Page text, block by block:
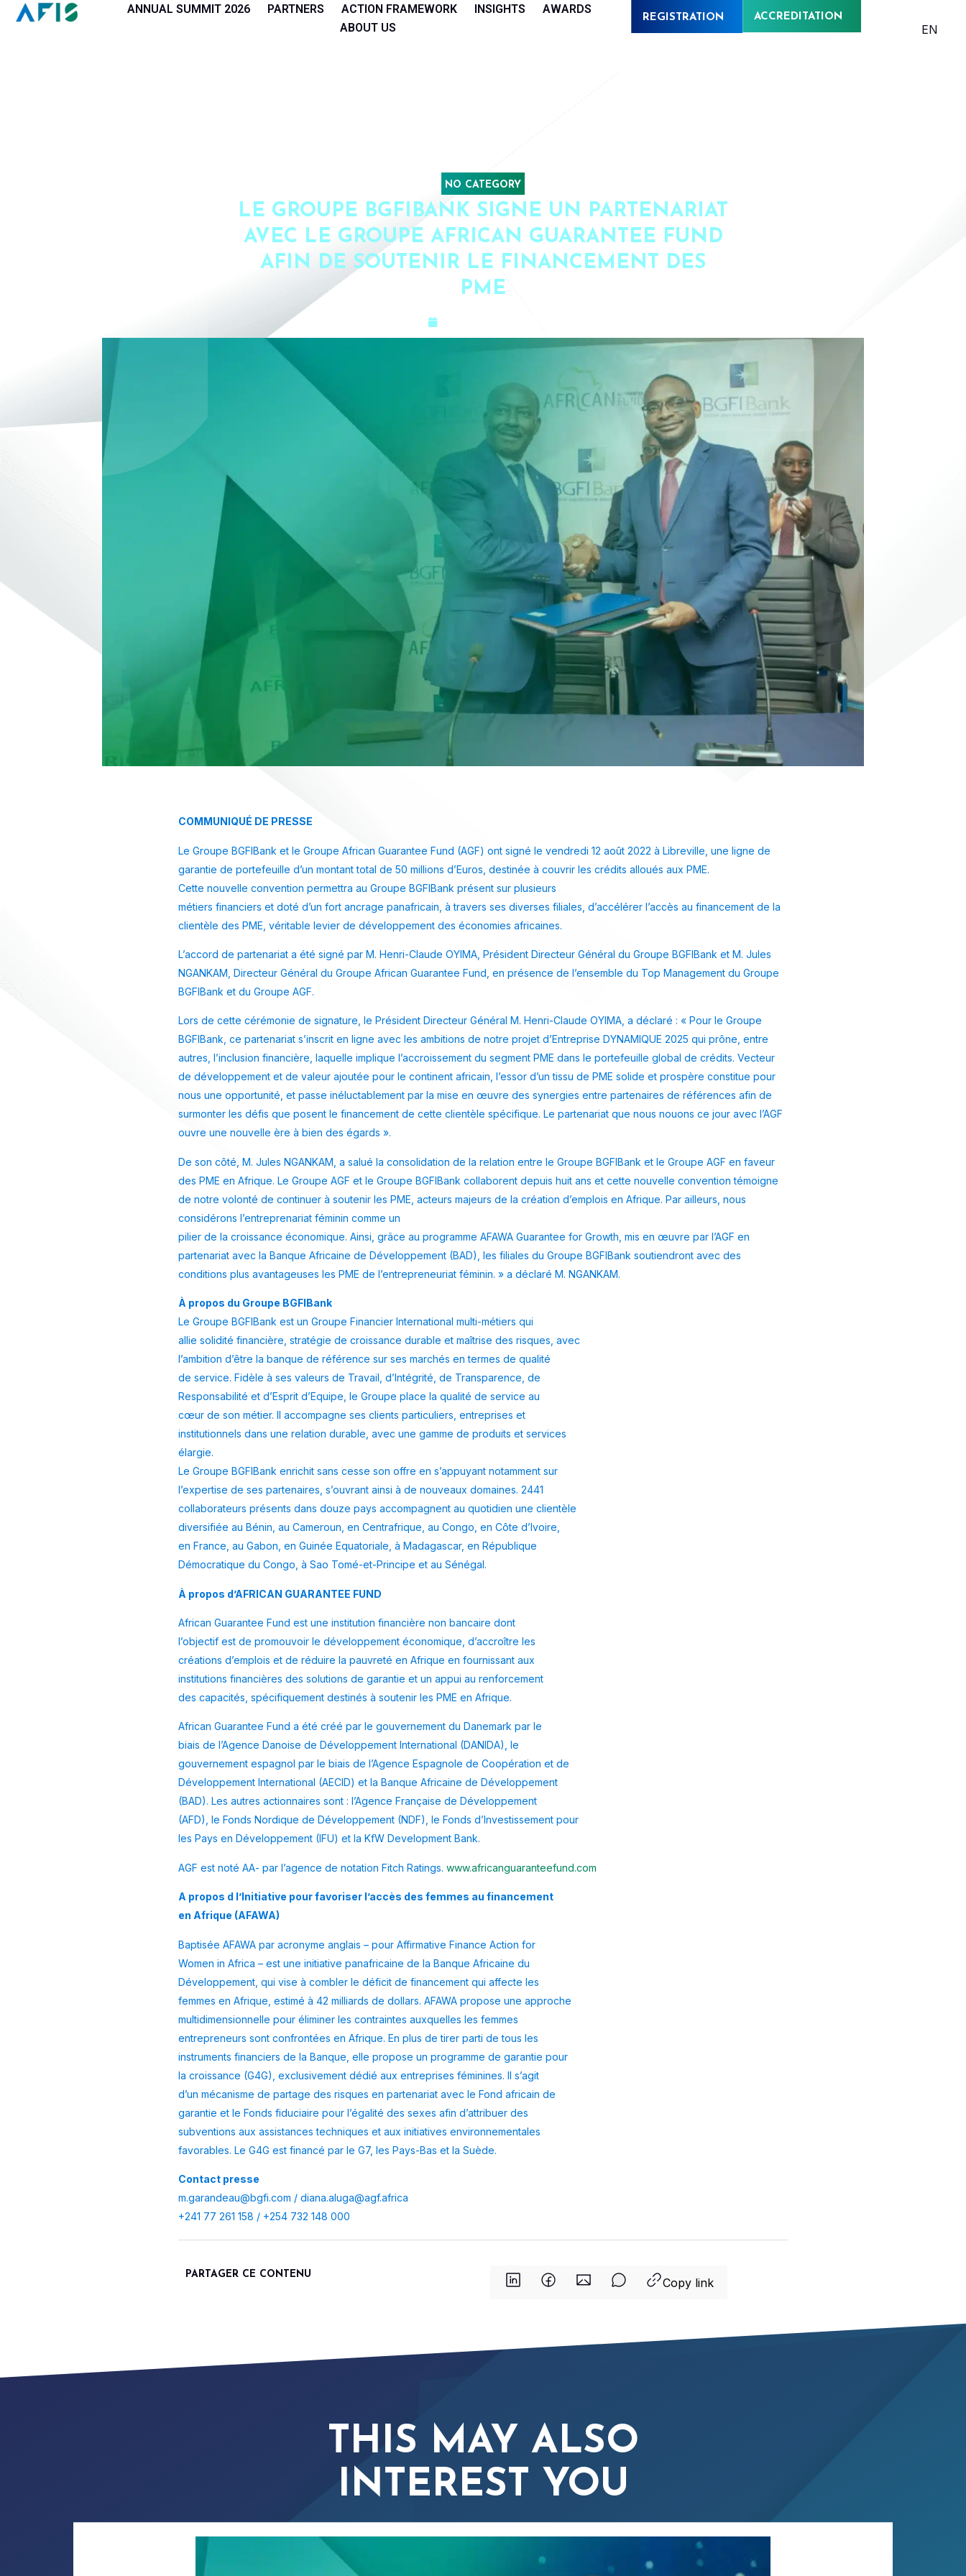
Cookies management panelANNUAL SUMMIT 2026 PARTNERS ACTION FRAMEWORK INSIGHTS
AWARDS
ABOUT US
REGISTRATION ACCREDITATION
EN
NO CATEGORY
LE GROUPE BGFIBANK SIGNE UN PARTENARIAT
AVEC LE GROUPE AFRICAN GUARANTEE FUND
AFIN DE SOUTENIR LE FINANCEMENT DES
PME
COMMUNIQUÉ DE PRESSE
Le Groupe BGFIBank et le Groupe African Guarantee Fund (AGF) ont signé le vendredi 12 août 2022 à Libreville, une ligne de
garantie de portefeuille d’un montant total de 50 millions d’Euros, destinée à couvrir les crédits alloués aux PME.
Cette nouvelle convention permettra au Groupe BGFIBank présent sur plusieurs
métiers financiers et doté d’un fort ancrage panafricain, à travers ses diverses filiales, d’accélérer l’accès au financement de la
clientèle des PME, véritable levier de développement des économies africaines.
L’accord de partenariat a été signé par M. Henri-Claude OYIMA, Président Directeur Général du Groupe BGFIBank et M. Jules
NGANKAM, Directeur Général du Groupe African Guarantee Fund, en présence de l’ensemble du Top Management du Groupe
BGFIBank et du Groupe AGF.
Lors de cette cérémonie de signature, le Président Directeur Général M. Henri-Claude OYIMA, a déclaré : « Pour le Groupe
BGFIBank, ce partenariat s’inscrit en ligne avec les ambitions de notre projet d’Entreprise DYNAMIQUE 2025 qui prône, entre
autres, l’inclusion financière, laquelle implique l’accroissement du segment PME dans le portefeuille global de crédits. Vecteur
de développement et de valeur ajoutée pour le continent africain, l’essor d’un tissu de PME solide et prospère constitue pour
nous une opportunité, et passe inéluctablement par la mise en œuvre des synergies entre partenaires de références afin de
surmonter les défis que posent le financement de cette clientèle spécifique. Le partenariat que nous nouons ce jour avec l’AGF
ouvre une nouvelle ère à bien des égards ».
De son côté, M. Jules NGANKAM, a salué la consolidation de la relation entre le Groupe BGFIBank et le Groupe AGF en faveur
des PME en Afrique. Le Groupe AGF et le Groupe BGFIBank collaborent depuis huit ans et cette nouvelle convention témoigne
de notre volonté de continuer à soutenir les PME, acteurs majeurs de la création d’emplois en Afrique. Par ailleurs, nous
considérons l’entreprenariat féminin comme un
pilier de la croissance économique. Ainsi, grâce au programme AFAWA Guarantee for Growth, mis en œuvre par l’AGF en
partenariat avec la Banque Africaine de Développement (BAD), les filiales du Groupe BGFIBank soutiendront avec des
conditions plus avantageuses les PME de l’entrepreneuriat féminin. » a déclaré M. NGANKAM.
À propos du Groupe BGFIBank
Le Groupe BGFIBank est un Groupe Financier International multi-métiers qui
allie solidité financière, stratégie de croissance durable et maîtrise des risques, avec
l’ambition d’être la banque de référence sur ses marchés en termes de qualité
de service. Fidèle à ses valeurs de Travail, d’Intégrité, de Transparence, de
Responsabilité et d’Esprit d’Equipe, le Groupe place la qualité de service au
cœur de son métier. Il accompagne ses clients particuliers, entreprises et
institutionnels dans une relation durable, avec une gamme de produits et services
élargie.
Le Groupe BGFIBank enrichit sans cesse son offre en s’appuyant notamment sur
l’expertise de ses partenaires, s’ouvrant ainsi à de nouveaux domaines. 2441
collaborateurs présents dans douze pays accompagnent au quotidien une clientèle
diversifiée au Bénin, au Cameroun, en Centrafrique, au Congo, en Côte d’Ivoire,
en France, au Gabon, en Guinée Equatoriale, à Madagascar, en République
Démocratique du Congo, à Sao Tomé-et-Principe et au Sénégal.
À propos d’AFRICAN GUARANTEE FUND
African Guarantee Fund est une institution financière non bancaire dont
l’objectif est de promouvoir le développement économique, d’accroître les
créations d’emplois et de réduire la pauvreté en Afrique en fournissant aux
institutions financières des solutions de garantie et un appui au renforcement
des capacités, spécifiquement destinés à soutenir les PME en Afrique.
African Guarantee Fund a été créé par le gouvernement du Danemark par le
biais de l’Agence Danoise de Développement International (DANIDA), le
gouvernement espagnol par le biais de l’Agence Espagnole de Coopération et de
Développement International (AECID) et la Banque Africaine de Développement
(BAD). Les autres actionnaires sont : l’Agence Française de Développement
(AFD), le Fonds Nordique de Développement (NDF), le Fonds d’Investissement pour
les Pays en Développement (IFU) et la KfW Development Bank.
AGF est noté AA- par l’agence de notation Fitch Ratings. www.africanguaranteefund.com
A propos d l’Initiative pour favoriser l’accès des femmes au financement
en Afrique (AFAWA)
Baptisée AFAWA par acronyme anglais – pour Affirmative Finance Action for
Women in Africa – est une initiative panafricaine de la Banque Africaine du
Développement, qui vise à combler le déficit de financement qui affecte les
femmes en Afrique, estimé à 42 milliards de dollars. AFAWA propose une approche
multidimensionnelle pour éliminer les contraintes auxquelles les femmes
entrepreneurs sont confrontées en Afrique. En plus de tirer parti de tous les
instruments financiers de la Banque, elle propose un programme de garantie pour
la croissance (G4G), exclusivement dédié aux entreprises féminines. Il s’agit
d’un mécanisme de partage des risques en partenariat avec le Fond africain de
garantie et le Fonds fiduciaire pour l’égalité des sexes afin d’attribuer des
subventions aux assistances techniques et aux initiatives environnementales
favorables. Le G4G est financé par le G7, les Pays-Bas et la Suède.
Contact presse
m.garandeau@bgfi.com / diana.aluga@agf.africa
+241 77 261 158 / +254 732 148 000
PARTAGER CE CONTENU
Copy link
THIS MAY ALSO
INTEREST YOU